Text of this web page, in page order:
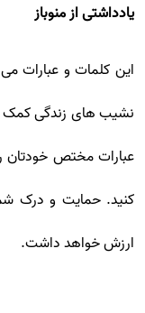
یادداشتی از منوباز
این کلمات و عبارات می
نشیب های زندگی کمک
عبارات مختص خودتان
کنید. حمایت و درک
ارزش خواهد داشت.